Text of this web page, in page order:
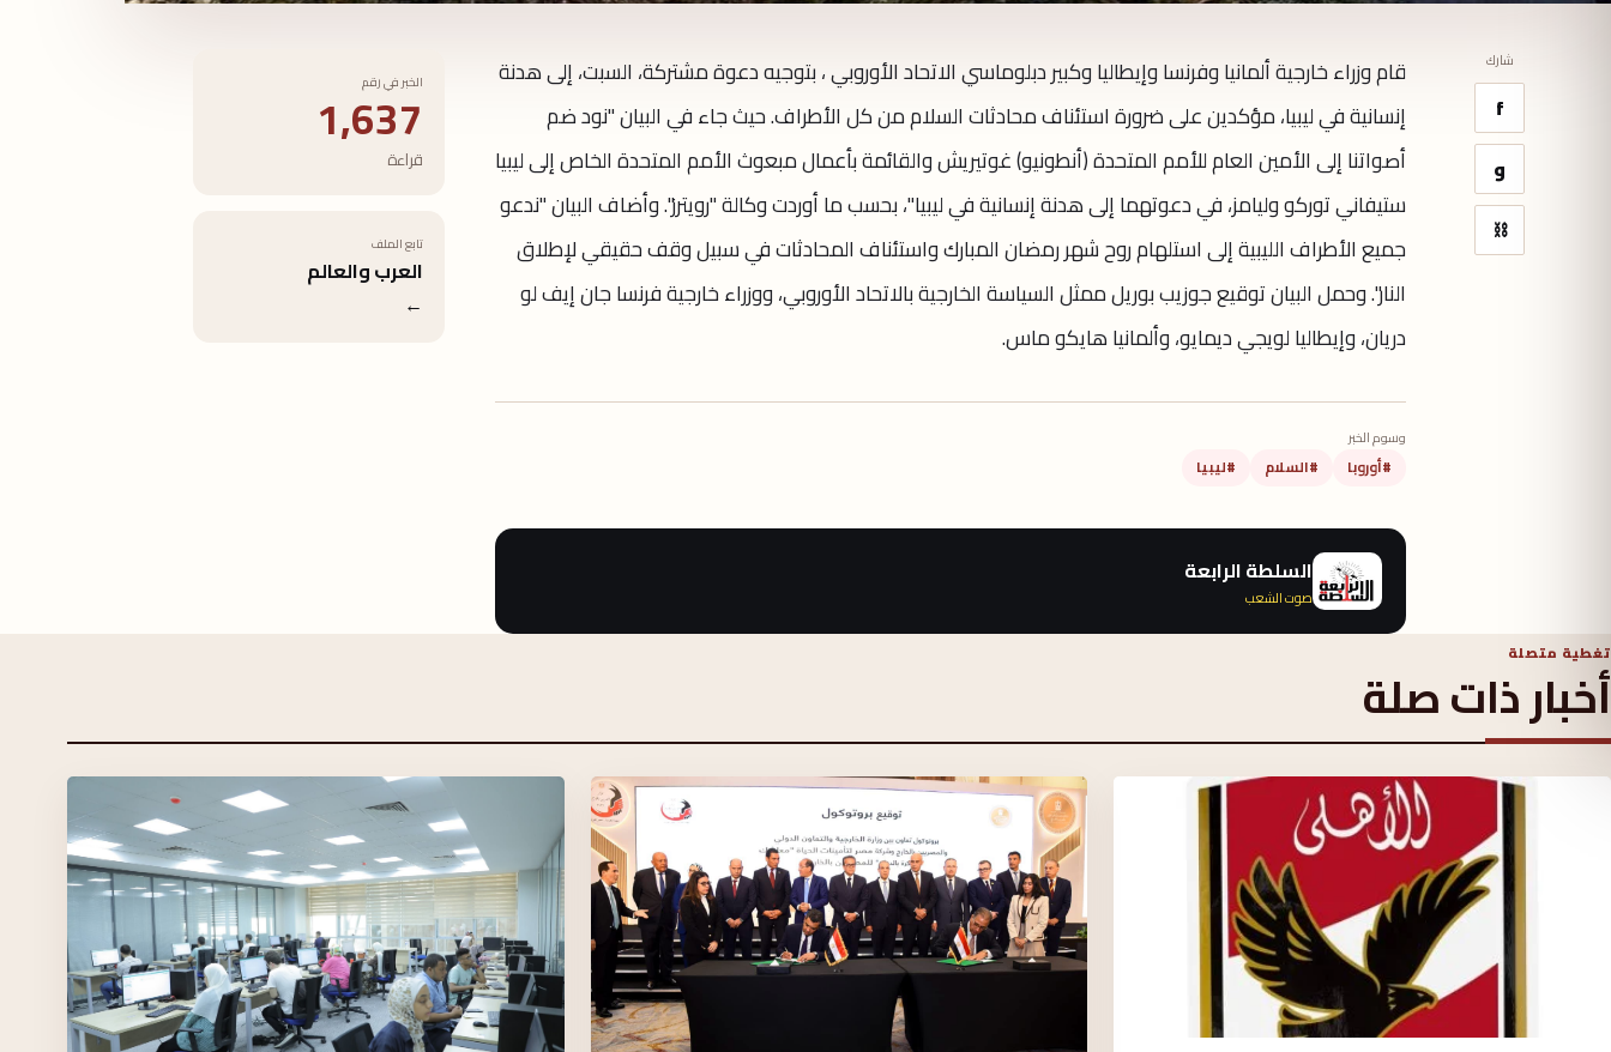
شارك
f
و
⛓
قام وزراء خارجية ألمانيا وفرنسا وإيطاليا وكبير دبلوماسي الاتحاد الأوروبي ، بتوجيه دعوة مشتركة، السبت، إلى هدنة
إنسانية في ليبيا، مؤكدين على ضرورة استئناف محادثات السلام من كل الأطراف. حيث جاء في البيان "نود ضم
أصواتنا إلى الأمين العام للأمم المتحدة (أنطونيو) غوتيريش والقائمة بأعمال مبعوث الأمم المتحدة الخاص إلى ليبيا
ستيفاني توركو وليامز، في دعوتهما إلى هدنة إنسانية في ليبيا"، بحسب ما أوردت وكالة "رويترز". وأضاف البيان "ندعو
جميع الأطراف الليبية إلى استلهام روح شهر رمضان المبارك واستئناف المحادثات في سبيل وقف حقيقي لإطلاق
النار". وحمل البيان توقيع جوزيب بوريل ممثل السياسة الخارجية بالاتحاد الأوروبي، ووزراء خارجية فرنسا جان إيف لو
دريان، وإيطاليا لويجي ديمايو، وألمانيا هايكو ماس.
وسوم الخبر
#أوروبا #السلام #ليبيا
السلطة الرابعة
صوت الشعب
الخبر في رقم
1,637
قراءة
تابع الملف
العرب والعالم
←
تغطية متصلة
أخبار ذات صلة